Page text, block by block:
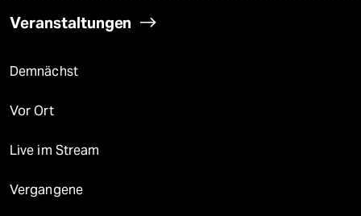
Veranstaltungen
Demnächst
Vor Ort
Live im Stream
Vergangene